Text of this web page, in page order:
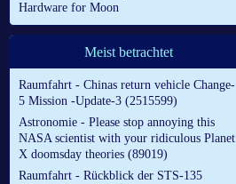
Hardware for Moon
Meist betrachtet
Raumfahrt - Chinas return vehicle Change-
5 Mission -Update-3 (2515599)
Astronomie - Please stop annoying this
NASA scientist with your ridiculous Planet
X doomsday theories (89019)
Raumfahrt - Rückblick der STS-135